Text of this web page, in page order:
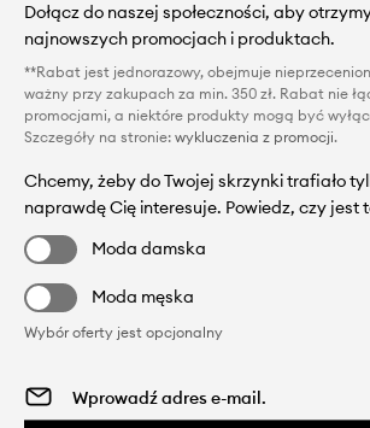
Dołącz do naszej społeczności, aby
najnowszych promocjach i produktach.
**Rabat jest jednorazowy, obejmuje
ważny przy zakupach za min. 350 zł. Rabat nie
promocjami, a niektóre produkty mogą być
Szczegóły na stronie: wykluczenia z promocji.
Chcemy, żeby do Twojej skrzynki trafiało
naprawdę Cię interesuje. Powiedz, czy jest
Moda damska
Moda męska
Wybór oferty jest opcjonalny